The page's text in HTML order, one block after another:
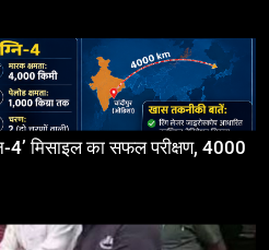
4’ मिसाइल का सफल परीक्षण, 4000